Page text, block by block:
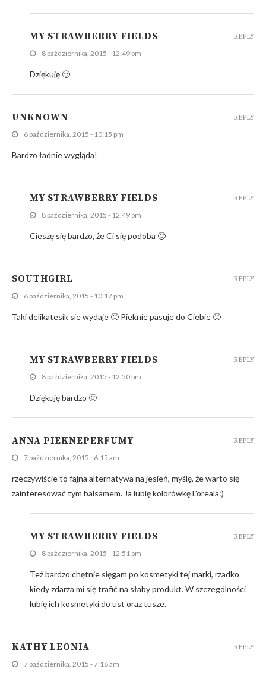
MY STRAWBERRY FIELDS
8 października, 2015 - 12:49 pm
Dziękuję 🙂
REPLY
UNKNOWN
6 października, 2015 - 10:15 pm
Bardzo ładnie wygląda!
REPLY
MY STRAWBERRY FIELDS
8 października, 2015 - 12:49 pm
Cieszę się bardzo, że Ci się podoba 🙂
REPLY
SOUTHGIRL
6 października, 2015 - 10:17 pm
Taki delikatesik sie wydaje 🙂 Pieknie pasuje do Ciebie 🙂
REPLY
MY STRAWBERRY FIELDS
8 października, 2015 - 12:50 pm
Dziękuję bardzo 🙂
REPLY
ANNA PIEKNEPERFUMY
7 października, 2015 - 6:15 am
rzeczywiście to fajna alternatywa na jesień, myślę, że warto się
zainteresować tym balsamem. Ja lubię kolorówkę L'oreala:)
REPLY
MY STRAWBERRY FIELDS
8 października, 2015 - 12:51 pm
Też bardzo chętnie sięgam po kosmetyki tej marki, rzadko
kiedy zdarza mi się trafić na słaby produkt. W szczególności
lubię ich kosmetyki do ust oraz tusze.
REPLY
KATHY LEONIA
7 października, 2015 - 7:16 am
REPLY